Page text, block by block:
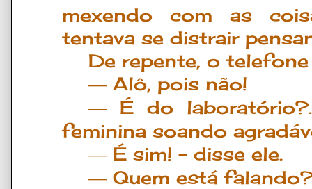
mexendo com as
tentava se distrair
De repente, o
―Alô, pois não!
― Édo laborató
feminina soando agradá
― Ésim! –disse ele.
―Quem está